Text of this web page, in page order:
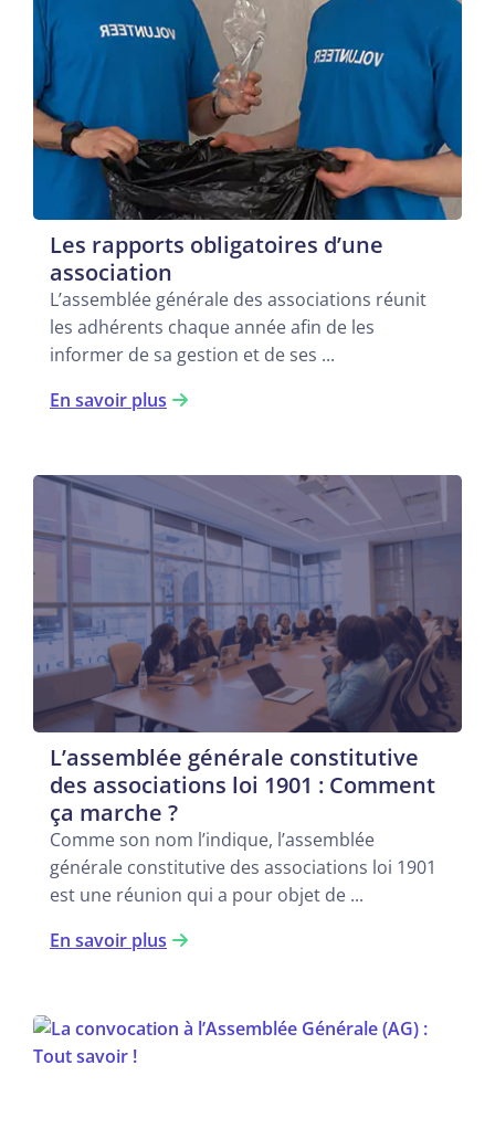
Les rapports obligatoires d’une
association
L’assemblée générale des associations réunit
les adhérents chaque année afin de les
informer de sa gestion et de ses ...
En savoir plus
L’assemblée générale constitutive
des associations loi 1901 : Comment
ça marche ?
Comme son nom l’indique, l’assemblée
générale constitutive des associations loi 1901
est une réunion qui a pour objet de ...
En savoir plus